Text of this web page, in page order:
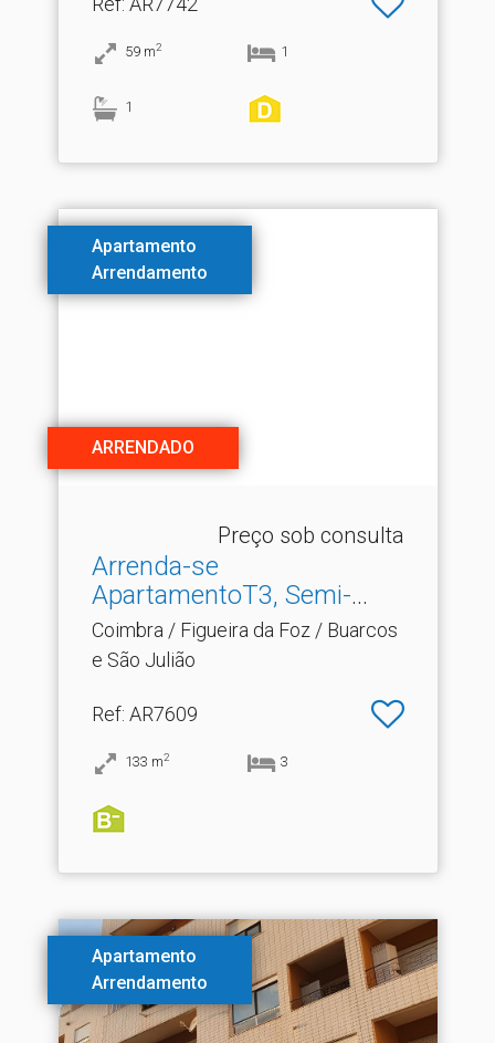
59 m2 1
1
Apartamento
Arrendamento
ARRENDADO
Preço sob consulta
Arrenda-se
ApartamentoT3, Semi-
Novo, Com Gara.​..
Coimbra / Figueira da Foz / Buarcos
e São Julião
Ref: AR7609
133 m2 3
Apartamento
Arrendamento